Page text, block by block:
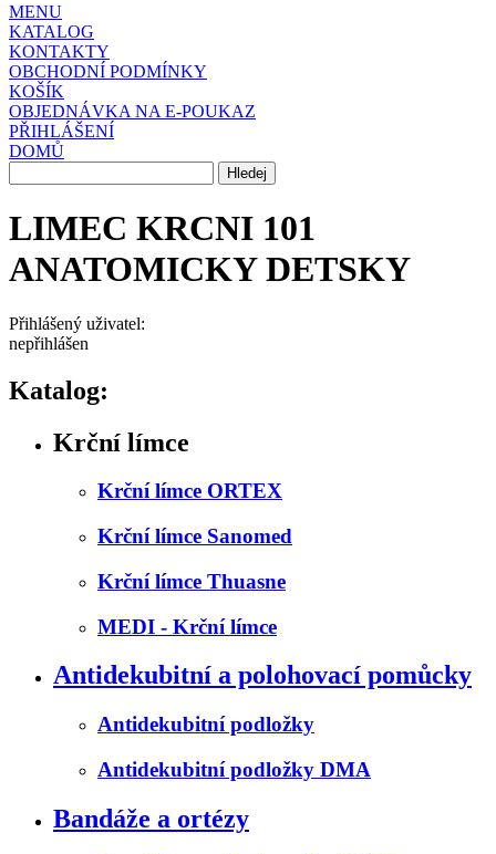
MENU
KATALOG
KONTAKTY
OBCHODNÍ PODMÍNKY
KOŠÍK
OBJEDNÁVKA NA E-POUKAZ
PŘIHLÁŠENÍ
DOMŮ
LIMEC KRCNI 101
ANATOMICKY DETSKY
Přihlášený uživatel:
nepřihlášen
Katalog:
Krční límce
Krční límce ORTEX
Krční límce Sanomed
Krční límce Thuasne
MEDI - Krční límce
Antidekubitní a polohovací pomůcky
Antidekubitní podložky
Antidekubitní podložky DMA
Bandáže a ortézy